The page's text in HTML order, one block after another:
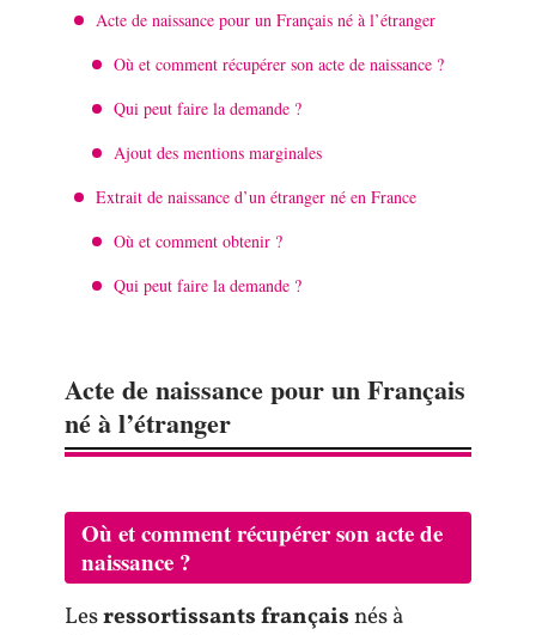
Acte de naissance pour un Français né à l’étranger
Où et comment récupérer son acte de naissance ?
Qui peut faire la demande ?
Ajout des mentions marginales
Extrait de naissance d’un étranger né en France
Où et comment obtenir ?
Qui peut faire la demande ?
Acte de naissance pour un Français
né à l’étranger
Où et comment récupérer son acte de
naissance ?
Lesressortissants françaisnés à